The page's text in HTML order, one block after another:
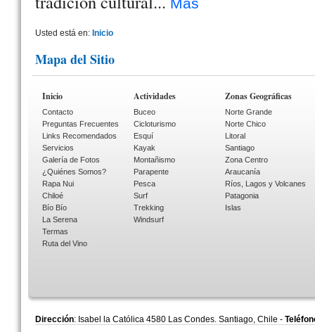
Usted está en: Inicio
Mapa del Sitio
Inicio
Contacto
Preguntas Frecuentes
Links Recomendados
Servicios
Galería de Fotos
¿Quiénes Somos?
Rapa Nui
Chiloé
Bío Bío
La Serena
Termas
Ruta del Vino
Actividades
Buceo
Cicloturismo
Esquí
Kayak
Montañismo
Parapente
Pesca
Surf
Trekking
Windsurf
Zonas Geográficas
Norte Grande
Norte Chico
Litoral
Santiago
Zona Centro
Araucanía
Ríos, Lagos y Volcanes
Patagonia
Islas
Dirección: Isabel la Católica 4580 Las Condes. Santiago, Chile -